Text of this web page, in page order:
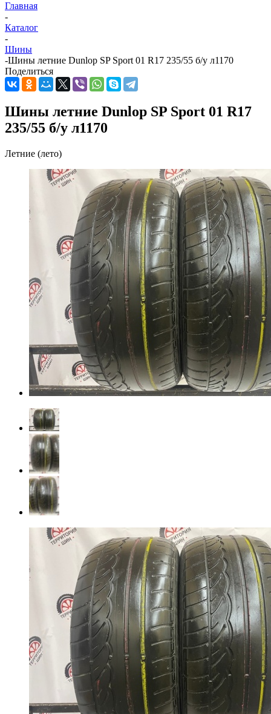
Главная
-
Каталог
-
Шины
-Шины летние Dunlop SP Sport 01 R17 235/55 б/у л1170
Поделиться
Шины летние Dunlop SP Sport 01 R17
235/55 б/у л1170
Летние (лето)